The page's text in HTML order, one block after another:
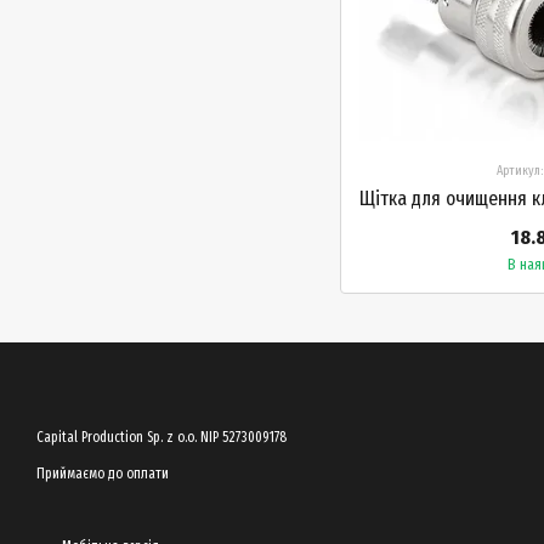
Артикул:
В
Capital Production Sp. z o.o. NIP 5273009178
Приймаємо до оплати